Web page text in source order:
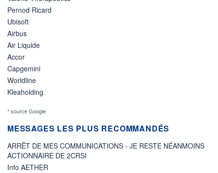
Pernod Ricard
Ubisoft
Airbus
Air Liquide
Accor
Capgemini
Worldline
Kleaholding
* source Google
MESSAGES LES PLUS RECOMMANDÉS
ARRÊT DE MES COMMUNICATIONS - JE RESTE NÉANMOINS
ACTIONNAIRE DE 2CRSI
Info AETHER